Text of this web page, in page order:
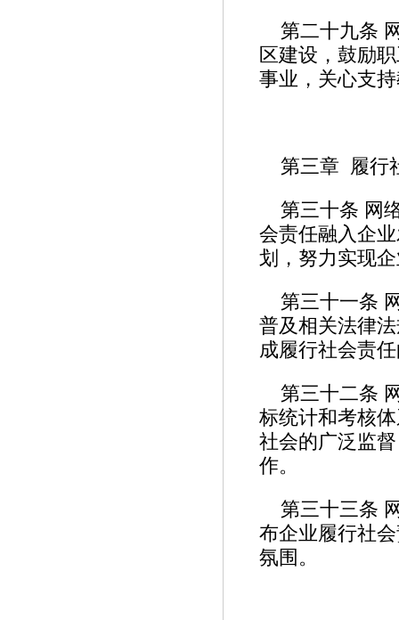
第二十九条
区建设，鼓励
事业，关心支
第三章 履行
第三十条 网
会责任融入企
划，努力实现
第三十一条
普及相关法律
成履行社会责
第三十二条
标统计和考核
社会的广泛监
作。
第三十三条
布企业履行社
氛围。